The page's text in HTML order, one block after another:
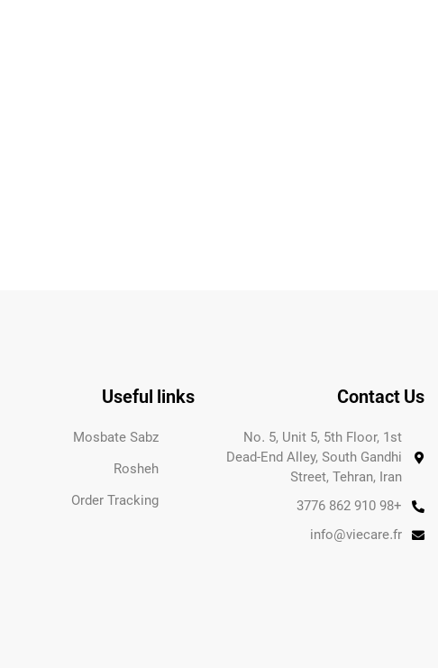
Contact Us
No. 5, Unit 5, 5th Floor, 1st
Dead-End Alley, South Gandhi
Street, Tehran, Iran
+98 910 862 3776
info@viecare.fr
Useful links
Mosbate Sabz
Rosheh
Order Tracking